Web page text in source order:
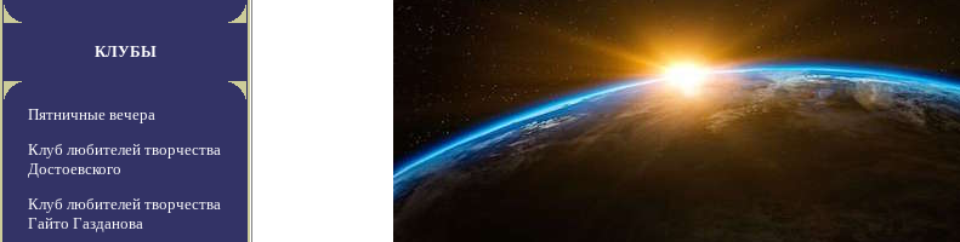
КЛУБЫ
Пятничные вечера
Клуб любителей творчества
Достоевского
Клуб любителей творчества
Гайто Газданова